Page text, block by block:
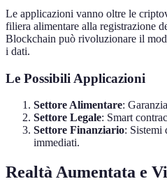
Le applicazioni vanno oltre le
filiera alimentare alla registrazione
Blockchain può rivoluzionare il
i dati.
Le Possibili Applicazioni
Settore Alimentare:
Settore Legale: Smart
Settore Finanziario: Sistemi
immediati.
Realtà Aumentata e